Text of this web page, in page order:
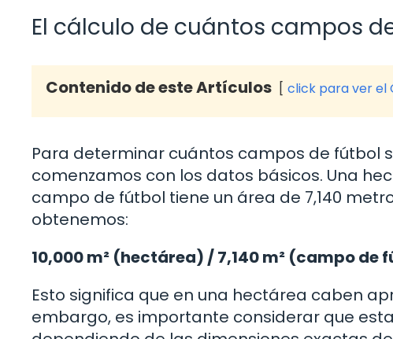
El cálculo de cuántos campos
Contenido de este Artículos click para ver el
Para determinar cuántos campos de fútbol
comenzamos con los datos básicos. Una
campo de fútbol tiene un área de 7,140
obtenemos:
10,000 m² (hectárea) / 7,140 m² (campo de
Esto significa que en una hectárea caben
embargo, es importante considerar que